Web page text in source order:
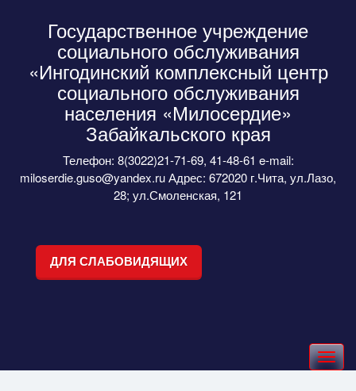
Государственное учреждение
социального обслуживания
«Ингодинский комплексный центр
социального обслуживания
населения «Милосердие»
Забайкальского края
Телефон: 8(3022)21-71-69, 41-48-61 e-mail:
miloserdie.guso@yandex.ru Адрес: 672020 г.Чита, ул.Лазо,
28; ул.Смоленская, 121
ДЛЯ СЛАБОВИДЯЩИХ
Toggle
navigation